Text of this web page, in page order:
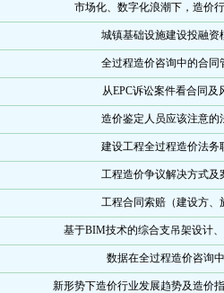
市场化、数字化浪潮下，造价
城镇基础设施建设投融资
全过程造价咨询中的合同
从EPC诉讼案件看合同及
造价鉴定人员应该注意的
建设工程全过程造价法务
工程造价争议解决方式及
工程合同索赔（建设方、
基于BIM技术的综合支吊架设计
数据在全过程造价咨询
新形势下造价行业发展趋势及造价